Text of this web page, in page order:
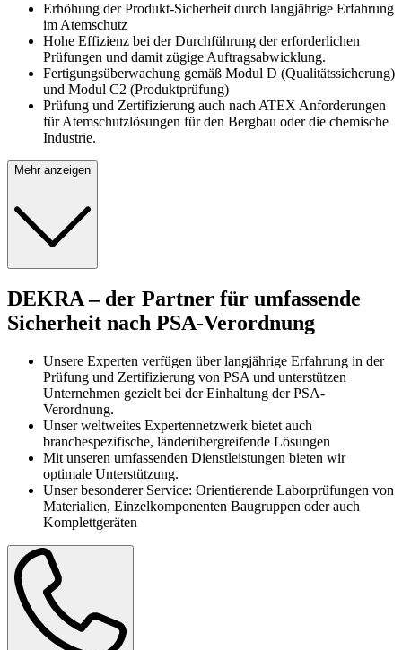
Erhöhung der Produkt-Sicherheit durch langjährige Erfahrung
im Atemschutz
Hohe Effizienz bei der Durchführung der erforderlichen
Prüfungen und damit zügige Auftragsabwicklung.
Fertigungsüberwachung gemäß Modul D (Qualitätssicherung)
und Modul C2 (Produktprüfung)
Prüfung und Zertifizierung auch nach ATEX Anforderungen
für Atemschutzlösungen für den Bergbau oder die chemische
Industrie.
Mehr anzeigen
DEKRA – der Partner für umfassende
Sicherheit nach PSA-Verordnung
Unsere Experten verfügen über langjährige Erfahrung in der
Prüfung und Zertifizierung von PSA und unterstützen
Unternehmen gezielt bei der Einhaltung der PSA-
Verordnung.
Unser weltweites Expertennetzwerk bietet auch
branchespezifische, länderübergreifende Lösungen
Mit unseren umfassenden Dienstleistungen bieten wir
optimale Unterstützung.
Unser besonderer Service: Orientierende Laborprüfungen von
Materialien, Einzelkomponenten Baugruppen oder auch
Komplettgeräten